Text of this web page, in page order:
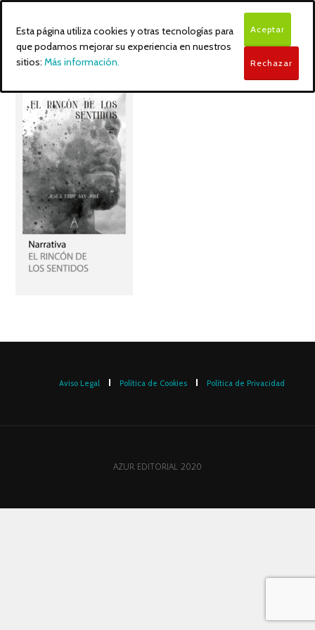
Aviso Legal Política de Cookies Política de Privacidad
AZUR EDITORIAL 2020
Esta página utiliza cookies y otras tecnologías para
que podamos mejorar su experiencia en nuestros
sitios: Más información.
Aceptar
Rechazar